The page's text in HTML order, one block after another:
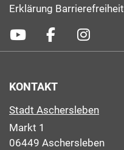
Erklärung Barrierefreiheit
KONTAKT
Stadt Aschersleben
Markt 1
06449 Aschersleben